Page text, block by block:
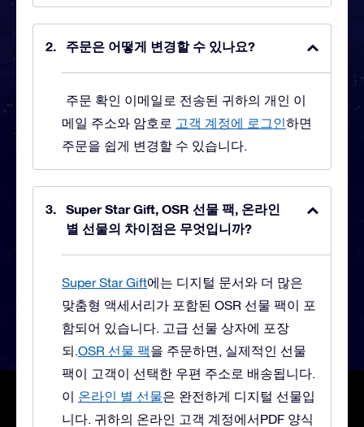
주문은 어떻게 변경할 수 있나요?
주문 확인 이메일로 전송된 귀하의 개인 이
메일 주소와 암호로 고객 계정에 로그인하면
주문을 쉽게 변경할 수 있습니다.
Super Star Gift, OSR 선물 팩, 온라인
별 선물의 차이점은 무엇입니까?
Super Star Gift에는 디지털 문서와 더 많은
맞춤형 액세서리가 포함된 OSR 선물 팩이 포
함되어 있습니다. 고급 선물 상자에 포장
되.OSR 선물 팩을 주문하면, 실제적인 선물
팩이 고객이 선택한 우편 주소로 배송됩니다.
이 온라인 별 선물은 완전하게 디지털 선물입
니다. 귀하의 온라인 고객 계정에서PDF 양식